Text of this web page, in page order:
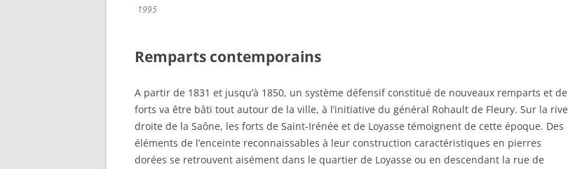
1995
Remparts contemporains
A partir de 1831 et jusqu’à 1850, un système défensif constitué de nouveaux remparts et de
forts va être bâti tout autour de la ville, à l’initiative du général Rohault de Fleury. Sur la rive
droite de la Saône, les forts de Saint-Irénée et de Loyasse témoignent de cette époque. Des
éléments de l’enceinte reconnaissables à leur construction caractéristiques en pierres
dorées se retrouvent aisément dans le quartier de Loyasse ou en descendant la rue de